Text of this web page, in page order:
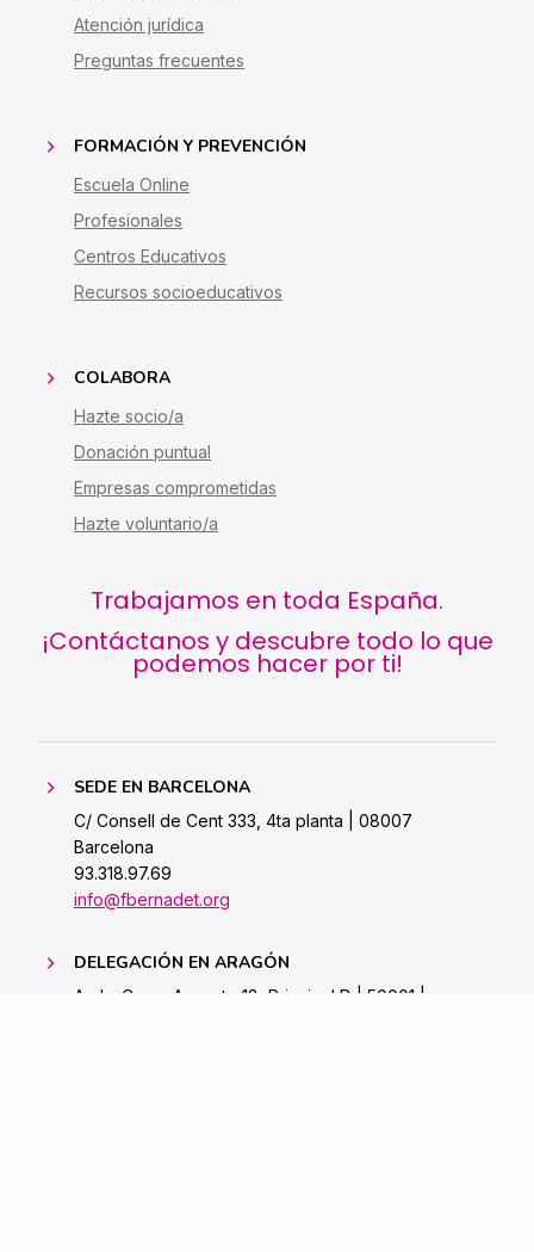
Atención jurídica
Preguntas frecuentes
FORMACIÓN Y PREVENCIÓN
Escuela Online
Profesionales
Centros Educativos
Recursos socioeducativos
COLABORA
Hazte socio/a
Donación puntual
Empresas comprometidas
Hazte voluntario/a
Trabajamos en toda España.
¡Contáctanos y descubre todo lo que
podemos hacer por ti!
SEDE EN BARCELONA
C/ Consell de Cent 333, 4ta planta | 08007
Barcelona
93.318.97.69
info@fbernadet.org
DELEGACIÓN EN ARAGÓN
Avda. Cesar Augusto 18, Principal D | 50001 |